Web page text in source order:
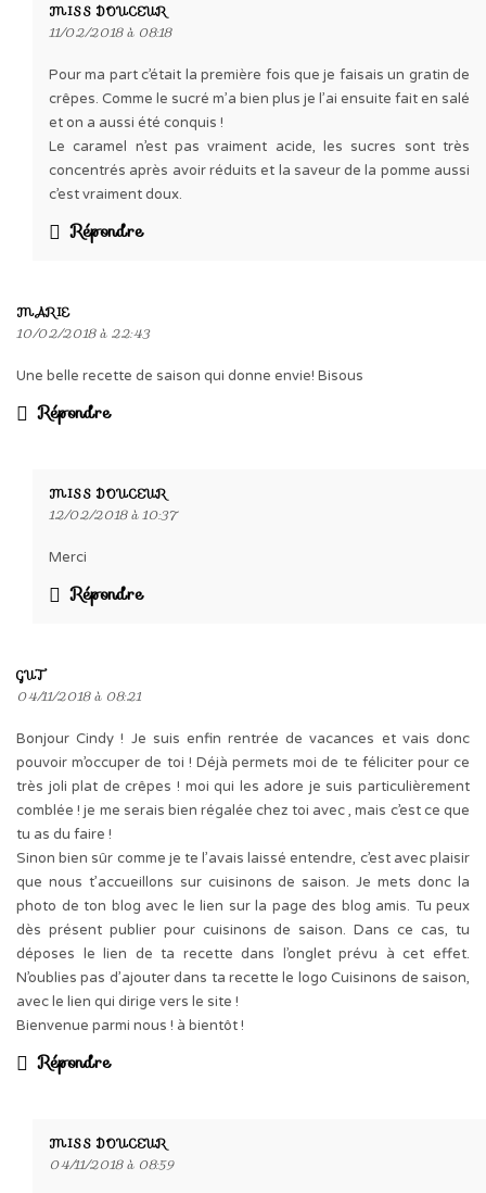
MISS DOUCEUR
11/02/2018 à 08:18
Pour ma part c’était la première fois que je faisais un gratin de
crêpes. Comme le sucré m’a bien plus je l’ai ensuite fait en salé
et on a aussi été conquis !
Le caramel n’est pas vraiment acide, les sucres sont très
concentrés après avoir réduits et la saveur de la pomme aussi
c’est vraiment doux.
Répondre
MARIE
10/02/2018 à 22:43
Une belle recette de saison qui donne envie! Bisous
Répondre
MISS DOUCEUR
12/02/2018 à 10:37
Merci
Répondre
GUT
04/11/2018 à 08:21
Bonjour Cindy ! Je suis enfin rentrée de vacances et vais donc
pouvoir m’occuper de toi ! Déjà permets moi de te féliciter pour ce
très joli plat de crêpes ! moi qui les adore je suis particulièrement
comblée ! je me serais bien régalée chez toi avec , mais c’est ce que
tu as du faire !
Sinon bien sûr comme je te l’avais laissé entendre, c’est avec plaisir
que nous t’accueillons sur cuisinons de saison. Je mets donc la
photo de ton blog avec le lien sur la page des blog amis. Tu peux
dès présent publier pour cuisinons de saison. Dans ce cas, tu
déposes le lien de ta recette dans l’onglet prévu à cet effet.
N’oublies pas d’ajouter dans ta recette le logo Cuisinons de saison,
avec le lien qui dirige vers le site !
Bienvenue parmi nous ! à bientôt !
Répondre
MISS DOUCEUR
04/11/2018 à 08:59